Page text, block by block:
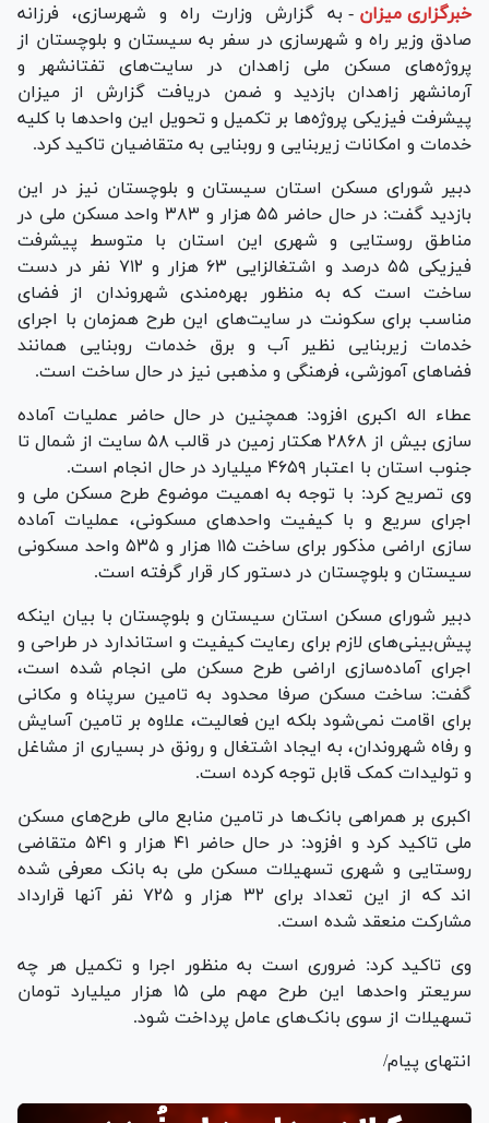
خبرگزاری میزان - به گزارش وزارت راه و شهرسازی، فرزانه
صادق وزیر راه و شهرسازی در سفر به سیستان و بلوچستان از
پروژه‌های مسکن ملی زاهدان در سایت‌های تفتانشهر و
آرمانشهر زاهدان بازدید و ضمن دریافت گزارش از میزان
پیشرفت فیزیکی پروژه‌ها بر تکمیل و تحویل این واحد‌ها با کلیه
خدمات و امکانات زیربنایی و روبنایی به متقاضیان تاکید کرد.
دبیر شورای مسکن استان سیستان و بلوچستان نیز در این
بازدید گفت: در حال حاضر ۵۵ هزار و ۳۸۳ واحد مسکن ملی در
مناطق روستایی و شهری این استان با متوسط پیشرفت
فیزیکی ۵۵ درصد و اشتغالزایی ۶۳ هزار و ۷۱۲ نفر در دست
ساخت است که به منظور بهره‌مندی شهروندان از فضای
مناسب برای سکونت در سایت‌های این طرح همزمان با اجرای
خدمات زیربنایی نظیر آب و برق خدمات روبنایی همانند
فضا‌های آموزشی، فرهنگی و مذهبی نیز در حال ساخت است.
عطاء اله اکبری افزود: همچنین در حال حاضر عملیات آماده
سازی بیش از ۲۸۶۸ هکتار زمین در قالب ۵۸ سایت از شمال تا
جنوب استان با اعتبار ۴۶۵۹ میلیارد در حال انجام است.
وی تصریح کرد: با توجه به اهمیت موضوع طرح مسکن ملی و
اجرای سریع و با کیفیت واحد‌های مسکونی، عملیات آماده
سازی اراضی مذکور برای ساخت ۱۱۵ هزار و ۵۳۵ واحد مسکونی
سیستان و بلوچستان در دستور کار قرار گرفته است.
دبیر شورای مسکن استان سیستان و بلوچستان با بیان اینکه
پیش‌بینی‌های لازم برای رعایت کیفیت و استاندارد در طراحی و
اجرای آماده‌سازی اراضی طرح مسکن ملی انجام شده است،
گفت: ساخت مسکن صرفا محدود به تامین سرپناه و مکانی
برای اقامت نمی‌شود بلکه این فعالیت، علاوه بر تامین آسایش
و رفاه شهروندان، به ایجاد اشتغال و رونق در بسیاری از مشاغل
و تولیدات کمک قابل توجه کرده است.
اکبری بر همراهی بانک‌ها در تامین منابع مالی طرح‌های مسکن
ملی تاکید کرد و افزود: در حال حاضر ۴۱ هزار و ۵۴۱ متقاضی
روستایی و شهری تسهیلات مسکن ملی به بانک معرفی شده
اند که از این تعداد برای ۳۲ هزار و ۷۲۵ نفر آنها قرارداد
مشارکت منعقد شده است.
وی تاکید کرد: ضروری است به منظور اجرا و تکمیل هر چه
سریعتر واحد‌ها این طرح مهم ملی ۱۵ هزار میلیارد تومان
تسهیلات از سوی بانک‌های عامل پرداخت شود.
انتهای پیام/